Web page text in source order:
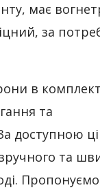
має
за
в
та
доступною
та
Пропонуємо